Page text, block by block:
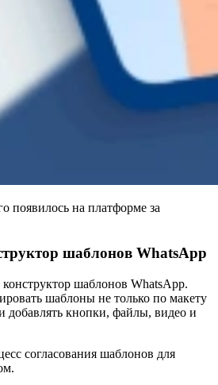
появилось на платформе за
шаблонов WhatsApp
шаблонов WhatsApp.
шаблоны не только по макету
добавлять кнопки, файлы, видео и
согласования шаблонов для